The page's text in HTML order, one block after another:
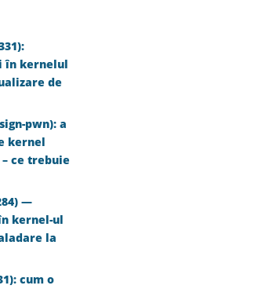
în kernelul
de
pwn): a
kernel
ce trebuie
—
kernel-ul
la
cum o